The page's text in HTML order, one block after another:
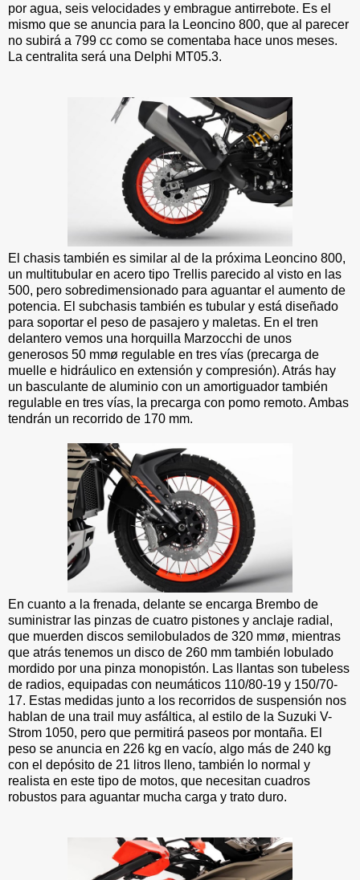
por agua, seis velocidades y embrague antirrebote. Es el
mismo que se anuncia para la Leoncino 800, que al parecer
no subirá a 799 cc como se comentaba hace unos meses.
La centralita será una Delphi MT05.3.
El chasis también es similar al de la próxima Leoncino 800,
un multitubular en acero tipo Trellis parecido al visto en las
500, pero sobredimensionado para aguantar el aumento de
potencia. El subchasis también es tubular y está diseñado
para soportar el peso de pasajero y maletas. En el tren
delantero vemos una horquilla Marzocchi de unos
generosos 50 mmø regulable en tres vías (precarga de
muelle e hidráulico en extensión y compresión). Atrás hay
un basculante de aluminio con un amortiguador también
regulable en tres vías, la precarga con pomo remoto. Ambas
tendrán un recorrido de 170 mm.
En cuanto a la frenada, delante se encarga Brembo de
suministrar las pinzas de cuatro pistones y anclaje radial,
que muerden discos semilobulados de 320 mmø, mientras
que atrás tenemos un disco de 260 mm también lobulado
mordido por una pinza monopistón. Las llantas son tubeless
de radios, equipadas con neumáticos 110/80-19 y 150/70-
17. Estas medidas junto a los recorridos de suspensión nos
hablan de una trail muy asfáltica, al estilo de la Suzuki V-
Strom 1050, pero que permitirá paseos por montaña. El
peso se anuncia en 226 kg en vacío, algo más de 240 kg
con el depósito de 21 litros lleno, también lo normal y
realista en este tipo de motos, que necesitan cuadros
robustos para aguantar mucha carga y trato duro.